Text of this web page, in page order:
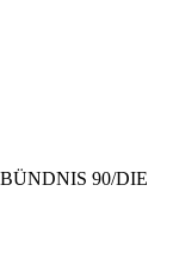
BÜNDNIS 90/DIE